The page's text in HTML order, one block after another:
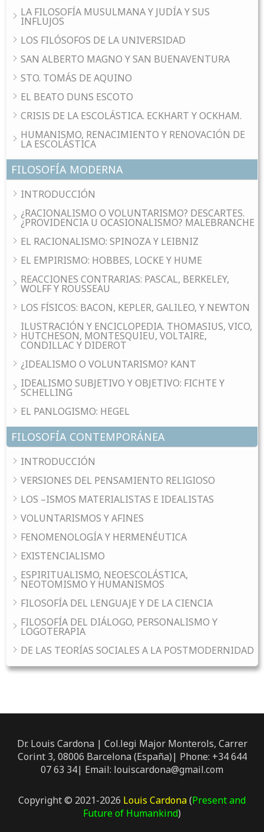
LA FILOSOFÍA MUSULMANA Y JUDÍA Y SUS
INFLUJOS
LOS FILÓSOFOS DE LA UNIVERSIDAD
SAN ALBERTO MAGNO Y SAN BUENAVENTURA
STO. TOMÁS DE AQUINO
EL BEATO DUNS ESCOTO
CRISIS DE LA ESCOLÁSTICA. ECKHART Y OCKHAM.
HUMANISMO, RENACIMIENTO Y RENOVACIÓN DE
LA ESCOLÁSTICA
FILOSOFÍA MODERNA
INTRODUCCIÓN
¿RACIONALISMO O VOLUNTARISMO? DESCARTES.
¿PROVIDENCIA U OCASIONALISMO? MALEBRANCHE
EL RACIONALISMO: SPINOZA Y LEIBNIZ
EL EMPIRISMO: HOBBES, LOCKE Y HUME
REACCIONES CONTRARIAS: PASCAL, BERKELEY,
WOLFF Y ROUSSEAU
LOS FÍSICOS: BACON, KEPLER, GALILEO, Y NEWTON
ILUSTRACIÓN Y ENCICLOPEDIA. THOMASIUS, VICO,
HUTCHESON, MONTESQUIEU, VOLTAIRE,
CONDILLAC Y DIDEROT
¿IDEALISMO O VOLUNTARISMO? KANT
IDEALISMO SUBJETIVO Y OBJETIVO: FICHTE Y
SCHELLING
EL PANLOGISMO: HEGEL
FILOSOFÍA CONTEMPORÁNEA
INTRODUCCIÓN
VERSIONES DEL PENSAMIENTO RELIGIOSO
LOS –ISMOS MATERIALISTAS E IDEALISTAS
VOLUNTARISMOS Y AFINES
FENOMENOLOGÍA Y HERMENÉUTICA
EXISTENCIALISMO
ESPIRITUALISMO, NEOESCOLÁSTICA,
NEOTOMISMO Y HUMANISMOS
FILOSOFÍA DEL LENGUAJE Y DE LA CIENCIA
FILOSOFÍA DEL DIÁLOGO, PERSONALISMO Y
LOGOTERAPIA
DE LAS TEORÍAS SOCIALES A LA POSTMODERNIDAD
Dr. Louis Cardona | Col.legi Major Monterols, Carrer
Corint 3, 08006 Barcelona (España)| Phone: +34 644
07 63 34| Email: louiscardona@gmail.com
Copyright © 2021-2026 Louis Cardona(Present and
Future of Humankind)